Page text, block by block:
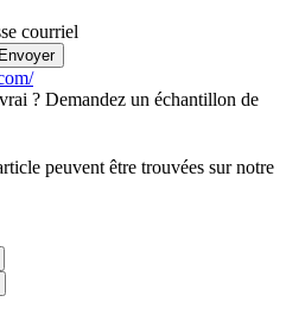
courriel
Envoyer
? Demandez un échantillon de
peuvent être trouvées sur notre